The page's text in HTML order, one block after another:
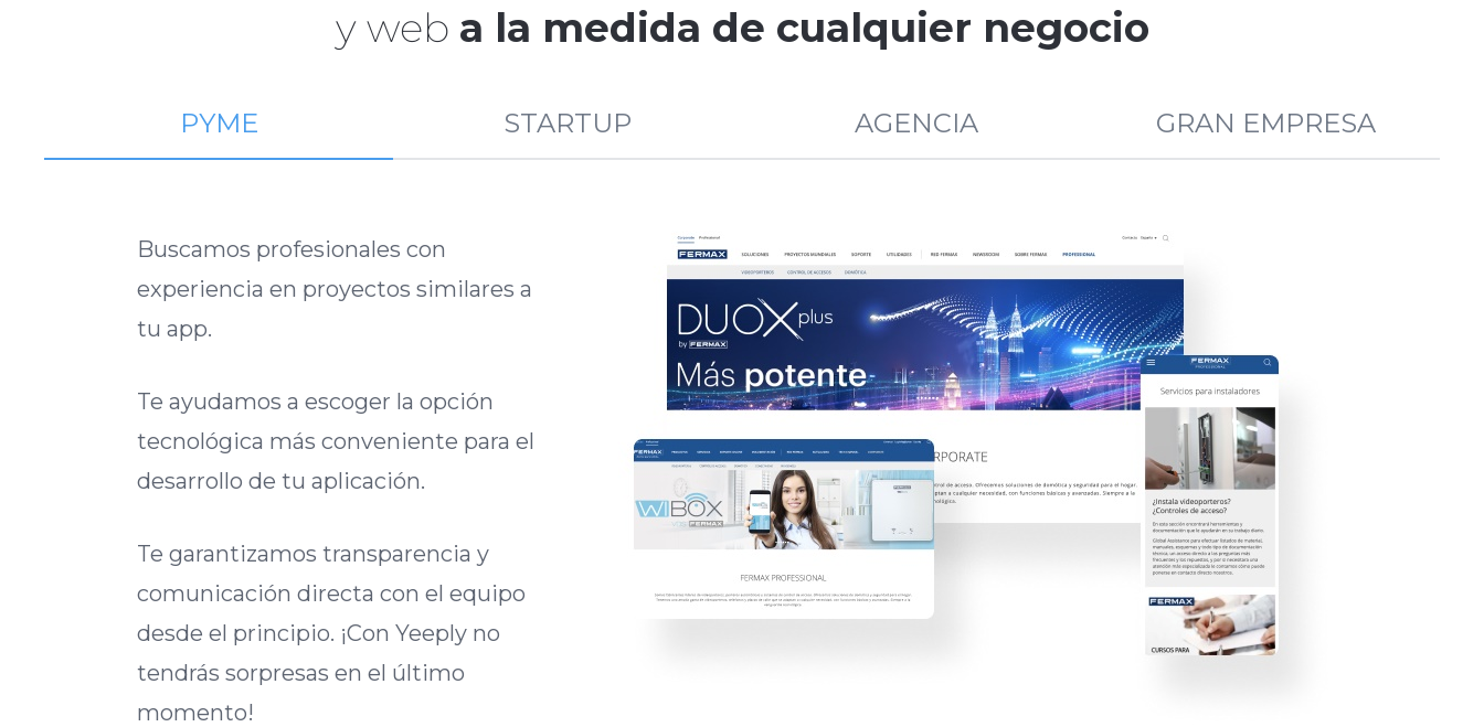
y web a la medida de cualquier negocio
PYME STARTUP AGENCIA GRAN EMPRESA
Buscamos profesionales con
experiencia en proyectos similares a
tu app.
Te ayudamos a escoger la opción
tecnológica más conveniente para el
desarrollo de tu aplicación.
Te garantizamos transparencia y
comunicación directa con el equipo
desde el principio. ¡Con Yeeply no
tendrás sorpresas en el último
momento!